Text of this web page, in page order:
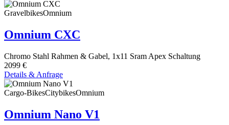
GravelbikesOmnium
Omnium CXC
Chromo Stahl Rahmen & Gabel, 1x11 Sram Apex Schaltung
2099 €
Details & Anfrage
Cargo-BikesCitybikesOmnium
Omnium Nano V1